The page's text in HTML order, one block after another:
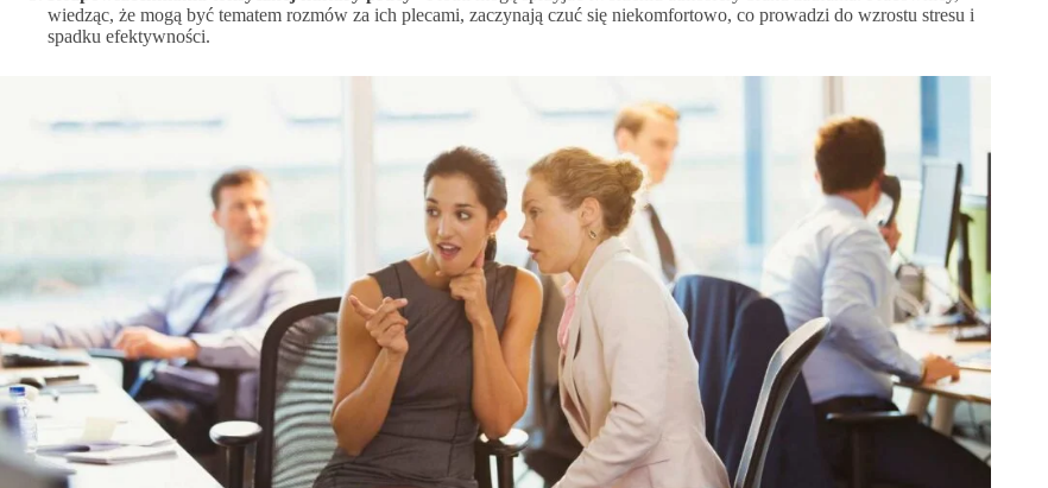
wiedząc, że mogą być tematem rozmów za ich plecami, zaczynają czuć się niekomfortowo, co prowadzi do wzrostu stresu i
spadku efektywności.